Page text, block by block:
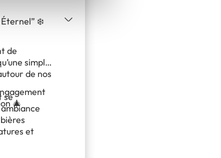
Éternel” ❄️
de
simple
de nos
se
et
🎄